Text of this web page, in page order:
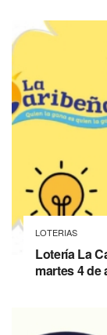
LOTERIAS
Lotería La
martes 4 de